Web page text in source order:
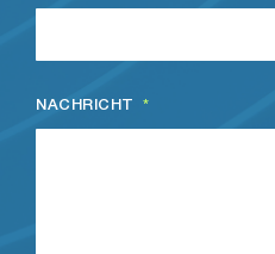
NACHRICHT